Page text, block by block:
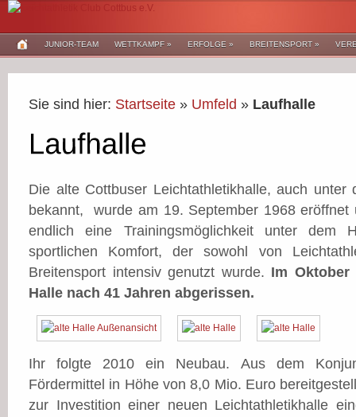
JUNIOR-TEAM WETTKAMPF » ERFOLGE » BREITENSPORT »
Sie sind hier: Startseite » Umfeld » Laufhalle
Die alte Cottbuser Leichtathletikhalle, auch unter
bekannt, wurde am 19. September 1968 eröffnet
endlich eine Trainingsmöglichkeit unter dem
sportlichen Komfort, der sowohl von
Breitensport intensiv genutzt wurde. Im Oktober
Halle nach 41 Jahren abgerissen.
Ihr folgte 2010 ein Neubau. Aus dem
Fördermittel in Höhe von 8,0 Mio. Euro
zur Investition einer neuen Leichtathletikhalle